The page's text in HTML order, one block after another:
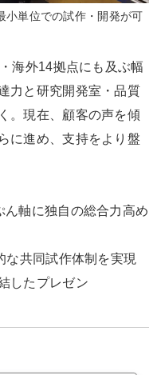
小単位での試作・開発が可
海外14拠点にも及ぶ幅
力と研究開発室・品質
。現在、顧客の声を傾
に進め、支持をより盤
軸に独自の総合力高め
な共同試作体制を実現
したプレゼン